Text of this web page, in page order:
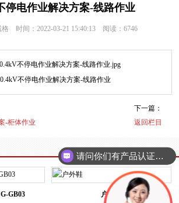
停电作业解决方案-线路作业
格 时间：2022-03-21 15:40:13 阅读： 6746
0.4kV不停电作业解决方案-线路作业
-柜体作业
下一篇：
返回栏目
GB03 户外鞋
请问你们有产品认证吗？